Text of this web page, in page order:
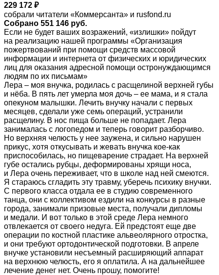
229 172 ₽
собрали читатели «Коммерсанта» и rusfond.ru
Собрано 551 146 руб.
Если не будет ваших возражений, «излишки» пойдут
на реализацию нашей программы «Организация
пожертвований при помощи средств массовой
информации и интернета от физических и юридических
лиц для оказания адресной помощи остронуждающимся
людям по их письмам»
Лера – моя внучка, родилась с расщелиной верхней губы
и нёба. В пять лет умерла моя дочь – ее мама, и я стала
опекуном малышки. Лечить внучку начали с первых
месяцев, сделали уже семь операций, устранили
расщелину. В нос пища больше не попадает. Лера
занималась с логопедом и теперь говорит разборчиво.
Но верхняя челюсть у нее заужена, и сильно нарушен
прикус, хотя откусывать и жевать внучка кое-как
приспособилась, но пищеварение страдает. На верхней
губе остались рубцы, деформированы хрящи носа,
и Лера очень переживает, что в школе над ней смеются.
Я стараюсь сгладить эту травму, уберечь психику внучки.
С первого класса отдала ее в студию современного
танца, они с коллективом ездили на конкурсы в разные
города, занимали призовые места, получали дипломы
и медали. И вот только в этой среде Лера немного
отвлекается от своего недуга. Ей предстоят еще две
операции по костной пластике альвеолярного отростка,
и они требуют ортодонтической подготовки. В апреле
внучке установили несъемный расширяющий аппарат
на верхнюю челюсть, его я оплатила. А на дальнейшее
лечение денег нет. Очень прошу, помогите!